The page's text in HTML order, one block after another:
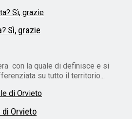
Sì, grazie
con la quale di definisce e si
su tutto il territorio...
Orvieto